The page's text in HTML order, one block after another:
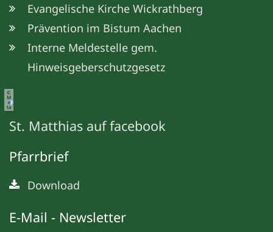
Evangelische Kirche Wickrathberg
Prävention im Bistum Aachen
Interne Meldestelle gem.
Hinweisgeberschutzgesetz
©
M
e
ta
St. Matthias auf facebook
Pfarrbrief
Download
E-Mail - Newsletter